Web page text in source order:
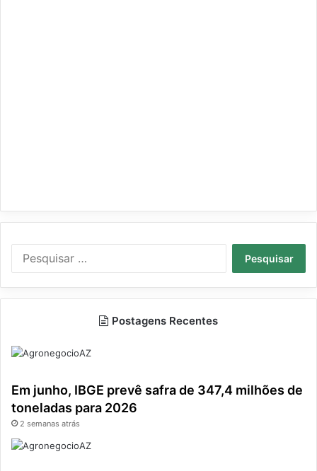
Postagens Recentes
Em junho, IBGE prevê safra de 347,4 milhões de
toneladas para 2026
2 semanas atrás